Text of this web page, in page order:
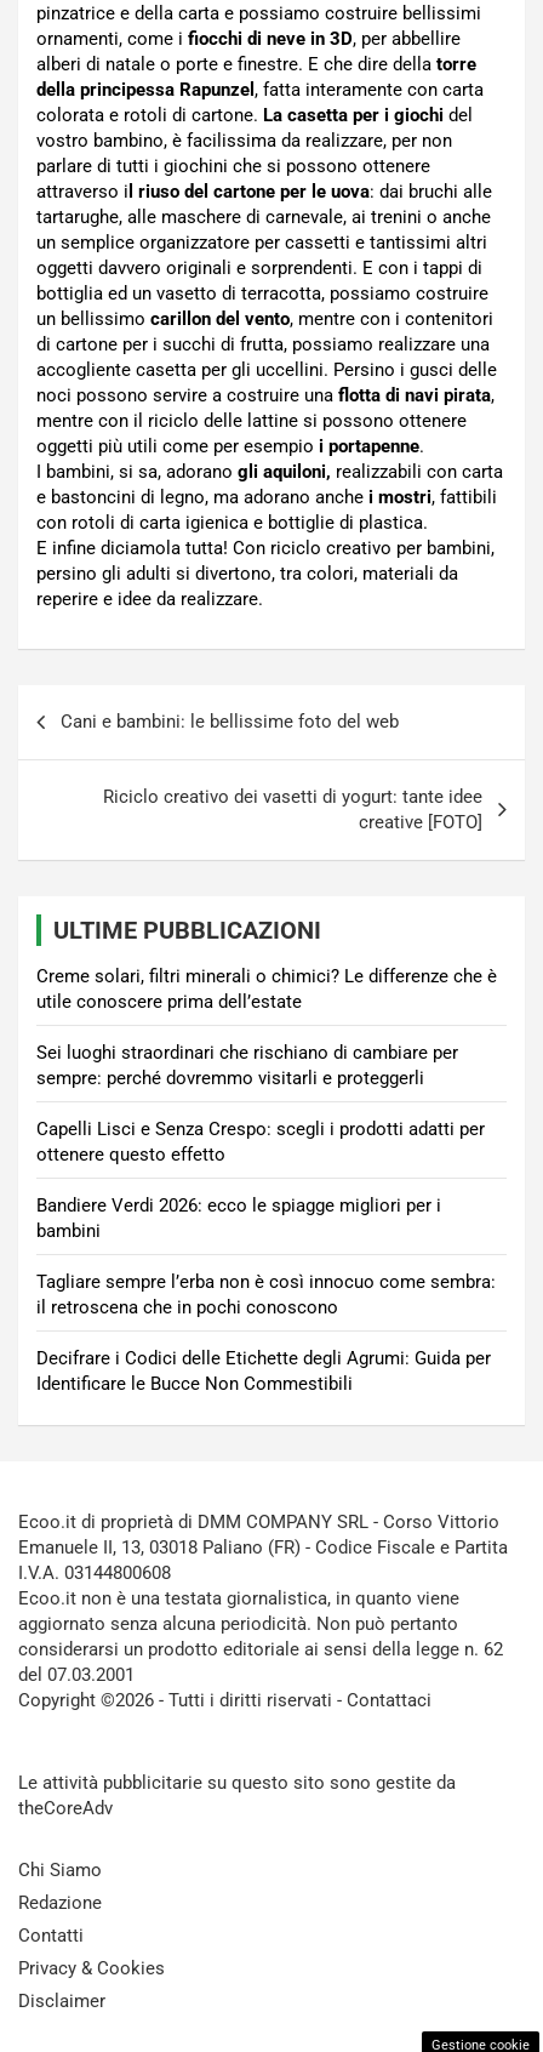
pinzatrice e della carta e possiamo costruire bellissimi
ornamenti, come i fiocchi di neve in 3D, per abbellire
alberi di natale o porte e finestre. E che dire della torre
della principessa Rapunzel , fatta interamente con carta
colorata e rotoli di cartone. La casetta per i giochi del
vostro bambino, è facilissima da realizzare, per non
parlare di tutti i giochini che si possono ottenere
attraverso i l riuso del cartone per le uova: dai bruchi alle
tartarughe, alle maschere di carnevale, ai trenini o anche
un semplice organizzatore per cassetti e tantissimi altri
oggetti davvero originali e sorprendenti. E con i tappi di
bottiglia ed un vasetto di terracotta, possiamo costruire
un bellissimo carillon del vento, mentre con i contenitori
di cartone per i succhi di frutta, possiamo realizzare una
accogliente casetta per gli uccellini. Persino i gusci delle
noci possono servire a costruire una flotta di navi pirata,
mentre con il riciclo delle lattine si possono ottenere
oggetti più utili come per esempio i portapenne.
I bambini, si sa, adorano gli aquiloni, realizzabili con carta
e bastoncini di legno, ma adorano anche i mostri, fattibili
con rotoli di carta igienica e bottiglie di plastica.
E infine diciamola tutta! Con riciclo creativo per bambini,
persino gli adulti si divertono, tra colori, materiali da
reperire e idee da realizzare.
Cani e bambini: le bellissime foto del web
Riciclo creativo dei vasetti di yogurt: tante idee
creative [FOTO]
ULTIME PUBBLICAZIONI
Creme solari, filtri minerali o chimici? Le differenze che è
utile conoscere prima dell’estate
Sei luoghi straordinari che rischiano di cambiare per
sempre: perché dovremmo visitarli e proteggerli
Capelli Lisci e Senza Crespo: scegli i prodotti adatti per
ottenere questo effetto
Bandiere Verdi 2026: ecco le spiagge migliori per i
bambini
Tagliare sempre l’erba non è così innocuo come sembra:
il retroscena che in pochi conoscono
Decifrare i Codici delle Etichette degli Agrumi: Guida per
Identificare le Bucce Non Commestibili
Ecoo.it di proprietà di DMM COMPANY SRL - Corso Vittorio
Emanuele II, 13, 03018 Paliano (FR) - Codice Fiscale e Partita
I.V.A. 03144800608
Ecoo.it non è una testata giornalistica, in quanto viene
aggiornato senza alcuna periodicità. Non può pertanto
considerarsi un prodotto editoriale ai sensi della legge n. 62
del 07.03.2001
Copyright ©2026 - Tutti i diritti riservati - Contattaci
Le attività pubblicitarie su questo sito sono gestite da
theCoreAdv
Chi Siamo
Redazione
Contatti
Privacy & Cookies
Disclaimer
Gestione cookie